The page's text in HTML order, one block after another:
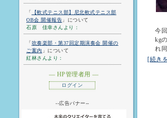
今
kg
れ
[続き
「
【軟式テニス部】尼北軟式テニス部
OB会 開催報告 」について
石原 佳幸さんより：
「吹奏楽部・第37回定期演奏会 開催の
ご案内 」について
紅林さんより：
― HP管理者用 ―
ログイン
--広告バナー--